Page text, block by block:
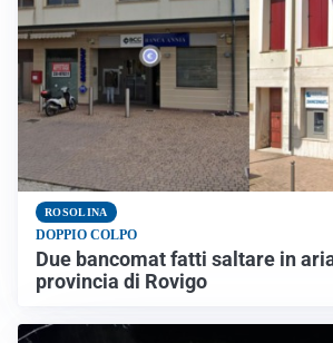
ROSOLINA
DOPPIO COLPO
Due bancomat fatti saltare in
provincia di Rovigo